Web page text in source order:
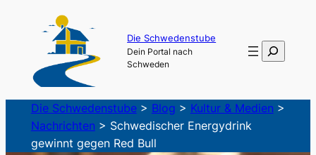
springen
Die Schwedenstube
Dein Portal nach
Schweden
Suchen
Die Schwedenstube> Blog > Kultur & Medien >
Nachrichten > Schwedischer Energydrink
gewinnt gegen Red Bull